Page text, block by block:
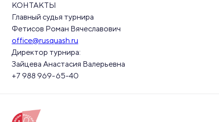
КОНТАКТЫ
Главный судья турнира
Фетисов Роман Вячеславович
office@rusquash.ru
Директор турнира:
Зайцева Анастасия Валерьевна
+7 988 969-65-40